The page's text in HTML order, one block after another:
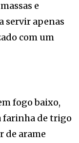
e
servir apenas
com um
fogo baixo,
farinha de trigo
de arame